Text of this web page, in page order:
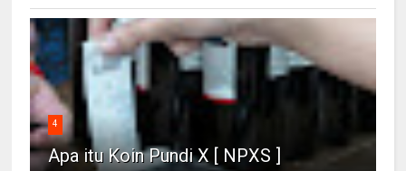
4
Apa itu Koin Pundi X [ NPXS ]